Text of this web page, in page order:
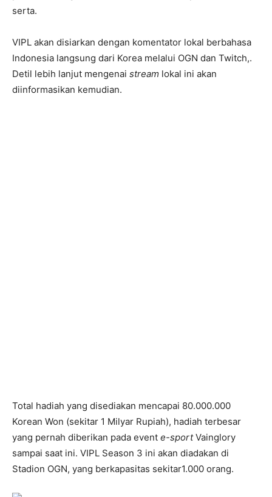
serta.
VIPL akan disiarkan dengan komentator lokal berbahasa
Indonesia langsung dari Korea melalui OGN dan Twitch,.
Detil lebih lanjut mengenai stream lokal ini akan
diinformasikan kemudian.
Total hadiah yang disediakan mencapai 80.000.000
Korean Won (sekitar 1 Milyar Rupiah), hadiah terbesar
yang pernah diberikan pada event e-sportVainglory
sampai saat ini. VIPL Season 3 ini akan diadakan di
Stadion OGN, yang berkapasitas sekitar1.000 orang.